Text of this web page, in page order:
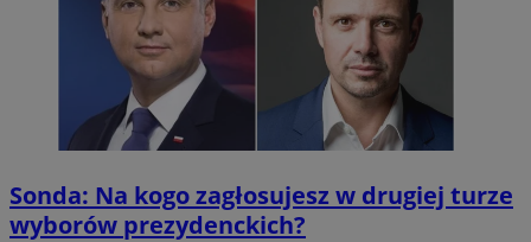
Sonda: Na kogo zagłosujesz w drugiej turze
wyborów prezydenckich?